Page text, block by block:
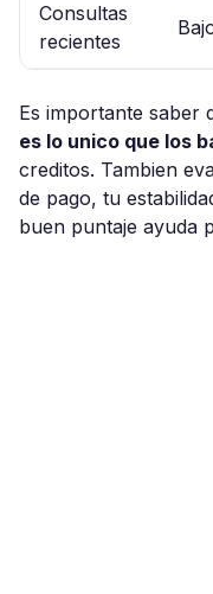
Consultas
recientes
Es importante saber
es lo unico que los
creditos. Tambien
de pago, tu
buen puntaje ayuda